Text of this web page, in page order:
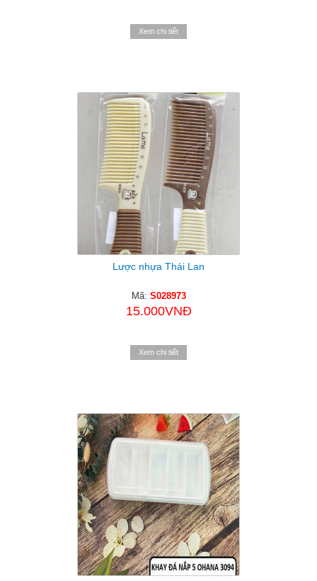
Xem chi tiết
Lược nhựa Thái Lan
Mã: S028973
15.000VNĐ
Xem chi tiết